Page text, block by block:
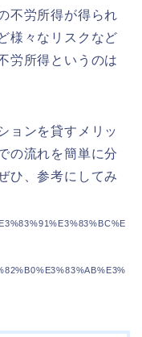
不労所得が得られ
様々なリスクなど
労所得というのは
ョンを貸すメリッ
の流れを簡単に分
ひ、参考にしてみ